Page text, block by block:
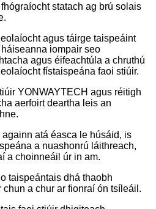
statach ag brú solais
agus táirge taispeáint
iompair seo
agus éifeachtúla a chruthú
fístaispeána faoi stiúir.
YONWAYTECH agus réitigh
aerfoirt deartha leis an
atá éasca le húsáid, is
a nuashonrú láithreach,
a choinneáil úr in am.
taispeántais dhá thaobh
a chur ar fionraí ón tsíleáil.